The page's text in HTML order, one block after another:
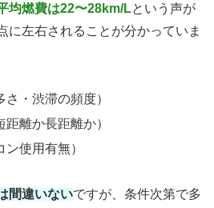
均燃費は22〜28km/Lという声が
に左右されることが分かっていま
・渋滞の頻度）
離か長距離か）
使用有無）
間違いないですが、条件次第で多